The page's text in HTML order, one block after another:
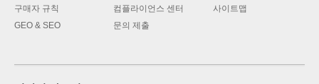
구매자 규칙
GEO & SEO
컴플라이언스 센터
문의 제출
사이트맵